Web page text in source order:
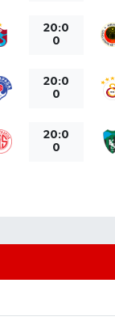
20:0
0
20:0
0
20:0
0